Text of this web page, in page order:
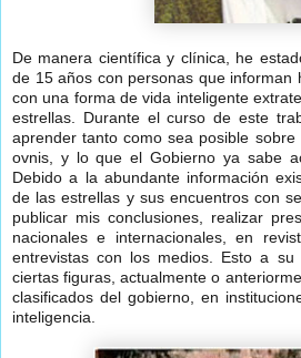
De manera científica y clínica, he
de 15 años con personas que informan
con una forma de vida inteligente
estrellas. Durante el curso de este
aprender tanto como sea posible
ovnis, y lo que el Gobierno ya sabe
Debido a la abundante información
de las estrellas y sus encuentros con
publicar mis conclusiones, realizar
nacionales e internacionales, en
entrevistas con los medios. Esto a
ciertas figuras, actualmente o
clasificados del gobierno, en
inteligencia.